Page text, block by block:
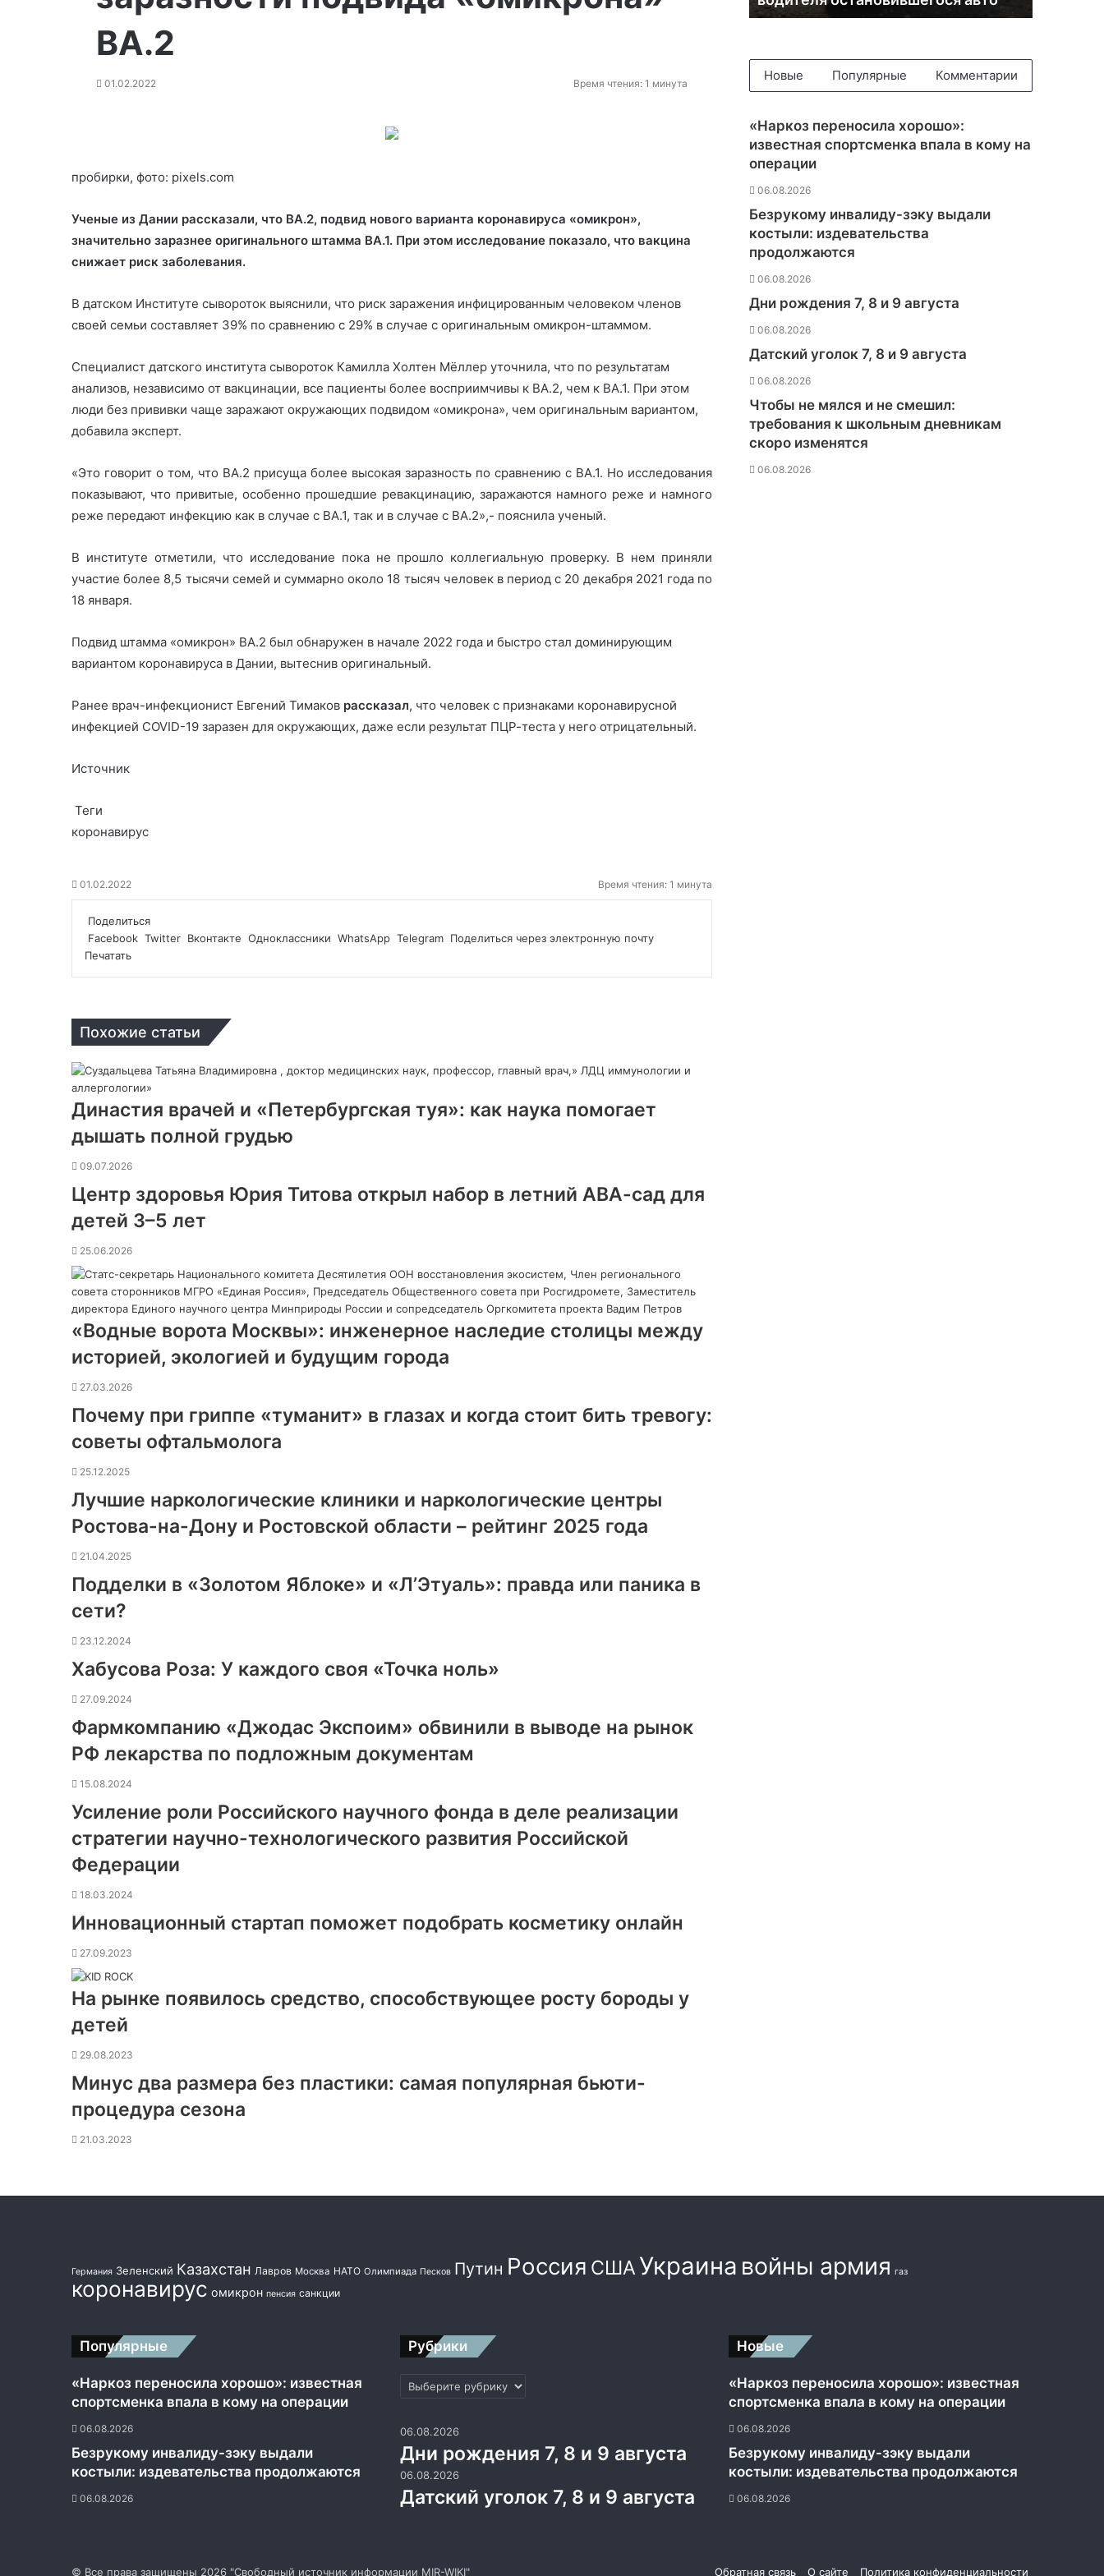
BA.2
01.02.2022 Время чтения: 1 минута
пробирки, фото: pixels.com
Ученые из Дании рассказали, что BA.2, подвид нового варианта коронавируса «омикрон»,
значительно заразнее оригинального штамма BA.1. При этом исследование показало, что вакцина
снижает риск заболевания.
В датском Институте сывороток выяснили, что риск заражения инфицированным человеком членов
своей семьи составляет 39% по сравнению с 29% в случае с оригинальным омикрон-штаммом.
Специалист датского института сывороток Камилла Холтен Мёллер уточнила, что по результатам
анализов, независимо от вакцинации, все пациенты более восприимчивы к BA.2, чем к BA.1. При этом
люди без прививки чаще заражают окружающих подвидом «омикрона», чем оригинальным вариантом,
добавила эксперт.
«Это говорит о том, что BA.2 присуща более высокая заразность по сравнению с BA.1. Но исследования
показывают, что привитые, особенно прошедшие ревакцинацию, заражаются намного реже и намного
реже передают инфекцию как в случае с BA.1, так и в случае с BA.2»,- пояснила ученый.
В институте отметили, что исследование пока не прошло коллегиальную проверку. В нем приняли
участие более 8,5 тысячи семей и суммарно около 18 тысяч человек в период с 20 декабря 2021 года по
18 января.
Подвид штамма «омикрон» BA.2 был обнаружен в начале 2022 года и быстро стал доминирующим
вариантом коронавируса в Дании, вытеснив оригинальный.
Ранее врач-инфекционист Евгений Тимаков рассказал, что человек с признаками коронавирусной
инфекцией COVID-19 заразен для окружающих, даже если результат ПЦР-теста у него отрицательный.
Источник
Теги
коронавирус
01.02.2022 Время чтения: 1 минута
Поделиться
Facebook Twitter Вконтакте Одноклассники WhatsApp Telegram Поделиться через электронную почту
Печатать
Похожие статьи
Династия врачей и «Петербургская туя»: как наука помогает
дышать полной грудью
09.07.2026
Центр здоровья Юрия Титова открыл набор в летний АВА-сад для
детей 3–5 лет
25.06.2026
«Водные ворота Москвы»: инженерное наследие столицы между
историей, экологией и будущим города
27.03.2026
Почему при гриппе «туманит» в глазах и когда стоит бить тревогу:
советы офтальмолога
25.12.2025
Лучшие наркологические клиники и наркологические центры
Ростова-на-Дону и Ростовской области – рейтинг 2025 года
21.04.2025
Подделки в «Золотом Яблоке» и «Л’Этуаль»: правда или паника в
сети?
23.12.2024
Хабусова Роза: У каждого своя «Точка ноль»
27.09.2024
Фармкомпанию «Джодас Экспоим» обвинили в выводе на рынок
РФ лекарства по подложным документам
15.08.2024
Усиление роли Российского научного фонда в деле реализации
стратегии научно-технологического развития Российской
Федерации
18.03.2024
Инновационный стартап поможет подобрать косметику онлайн
27.09.2023
На рынке появилось средство, способствующее росту бороды у
детей
29.08.2023
Минус два размера без пластики: самая популярная бьюти-
процедура сезона
21.03.2023
а
»
с
и
л
и
о
д
и
е
л
я
о
с
т
н
о
в
Новые Популярные Комментарии
«Наркоз переносила хорошо»:
известная спортсменка впала в кому на
операции
06.08.2026
Безрукому инвалиду-зэку выдали
костыли: издевательства
продолжаются
06.08.2026
Дни рождения 7, 8 и 9 августа
06.08.2026
Датский уголок 7, 8 и 9 августа
06.08.2026
Чтобы не мялся и не смешил:
требования к школьным дневникам
скоро изменятся
06.08.2026
Германия Зеленский Казахстан Лавров Москва НАТО Олимпиада Песков Путин Россия США Украина войны армия газ
коронавирус омикрон пенсия санкции
Популярные
«Наркоз переносила хорошо»: известная
спортсменка впала в кому на операции
06.08.2026
Безрукому инвалиду-зэку выдали
костыли: издевательства продолжаются
06.08.2026
Рубрики
Рубрики
06.08.2026
Дни рождения 7, 8 и 9 августа
06.08.2026
Датский уголок 7, 8 и 9 августа
Новые
«Наркоз переносила хорошо»: известная
спортсменка впала в кому на операции
06.08.2026
Безрукому инвалиду-зэку выдали
костыли: издевательства продолжаются
06.08.2026
© Все права защищены 2026 "Свободный источник информации MIR-WIKI" Обратная связь О сайте Политика конфиденциальности
Одноклассники
Telegram